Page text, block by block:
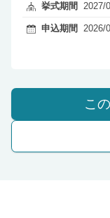
挙式期間 2027/
申込期間 2026/
こ